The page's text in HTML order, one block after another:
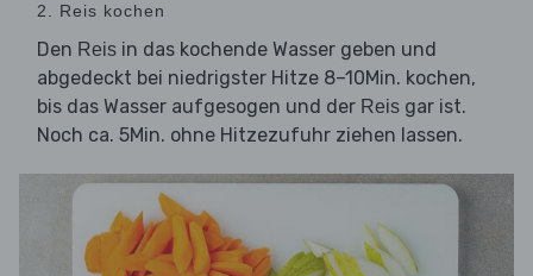
2. Reis kochen
Den Reis in das kochende Wasser geben und
abgedeckt bei niedrigster Hitze 8–10Min. kochen,
bis das Wasser aufgesogen und der Reis gar ist.
Noch ca. 5Min. ohne Hitzezufuhr ziehen lassen.